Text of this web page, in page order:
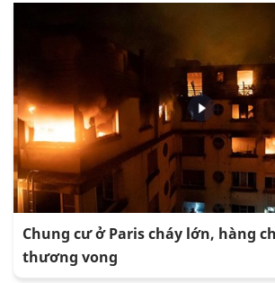
Chung cư ở Paris cháy lớn, hàng
thương vong